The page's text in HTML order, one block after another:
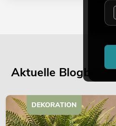
Aktuelle
DEKORATION